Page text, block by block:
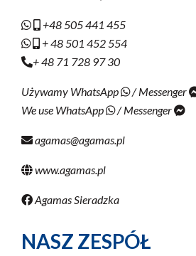
+48 505 441 455
+ 48 501 452 554
+ 48 71 728 97 30
Używamy WhatsApp
/ Messenger
We use WhatsApp
/ Messenger
agamas@agamas.pl
www.agamas.pl
Agamas Sieradzka
NASZ ZESPÓŁ